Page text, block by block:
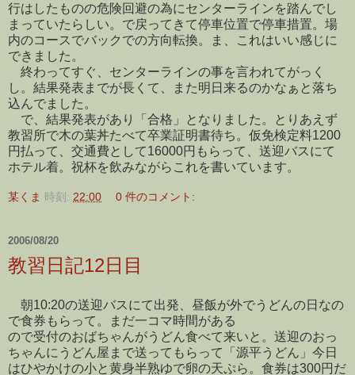
行はしたものの危険回避の為にセンターラインを踏んでし
まっていたらしい。で戻ってきて停車位置で停車措置。場
内のコースでバックでの方向転換。ま、これはいい感じに
できました。
終わってすぐ、センターラインの事を言われてがっく
し。結果発表までが長くて、また明日来るのかなぁと落ち
込んでました。
で、結果発表があり「合格」となりました。とりあえず
教習所で木の葉丼たべて卒業証明書待ち。仮免検定料1200
円払って、交通費として16000円もらって、送迎バスにて
ホテル着。祝杯を飲みながらこれを書いています。
某くま 時刻: 22:00 0 件のコメント:
2006/08/20
教習日記12日目
朝10:20の送迎バスにて出発、昼飯が外でうどんの日なの
で食券もらって。まだ一コマ時間がある
ので受付のおばちゃんがうどん食べて来いと。送迎のおっ
ちゃんにうどん屋まで送ってもらって「源平うどん」今日
はひやかけの小と黄身半熟ゆで卵の天ぷら。食券は300円だ